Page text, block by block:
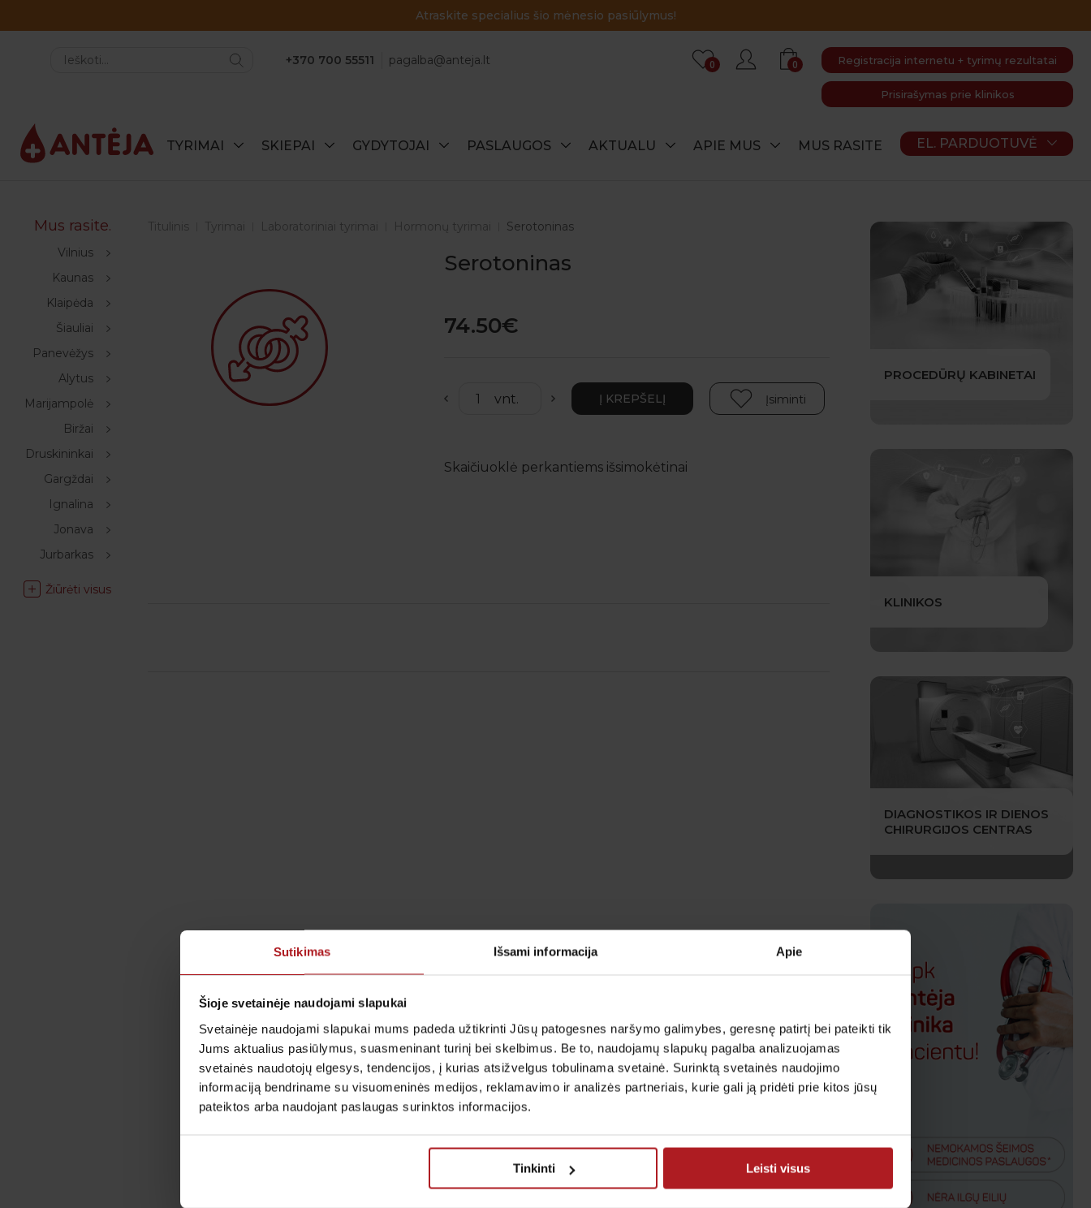
Sutikimas Išsami informacija Apie
Šioje svetainėje naudojami slapukai
Svetainėje naudojami slapukai mums padeda užtikrinti Jūsų patogesnes naršymo galimybes, geresnę patirtį bei pateikti tik
Jums aktualius pasiūlymus, suasmeninant turinį bei skelbimus. Be to, naudojamų slapukų pagalba analizuojamas
svetainės naudotojų elgesys, tendencijos, į kurias atsižvelgus tobulinama svetainė. Surinktą svetainės naudojimo
informaciją bendriname su visuomeninės medijos, reklamavimo ir analizės partneriais, kurie gali ją pridėti prie kitos jūsų
pateiktos arba naudojant paslaugas surinktos informacijos.
Tinkinti Leisti visus
Atraskite specialius šio mėnesio pasiūlymus!
+370 700 55511 pagalba@anteja.lt Registracija internetu + tyrimų rezultatai
Prisirašymas prie klinikos
0 0
TYRIMAI SKIEPAI GYDYTOJAI PASLAUGOS AKTUALU APIE MUS MUS RASITE EL. PARDUOTUVĖ
Mus rasite.
Vilnius
Kaunas
Klaipėda
Šiauliai
Panevėžys
Alytus
Marijampolė
Biržai
Druskininkai
Gargždai
Ignalina
Jonava
Jurbarkas
Žiūrėti visus
Titulinis Tyrimai Laboratoriniai tyrimai Hormonų tyrimai Serotoninas
Serotoninas
74.50€
Įsiminti
Skaičiuoklė perkantiems išsimokėtinai
PROCEDŪRŲ KABINETAI
KLINIKOS
DIAGNOSTIKOS IR DIENOS
CHIRURGIJOS CENTRAS